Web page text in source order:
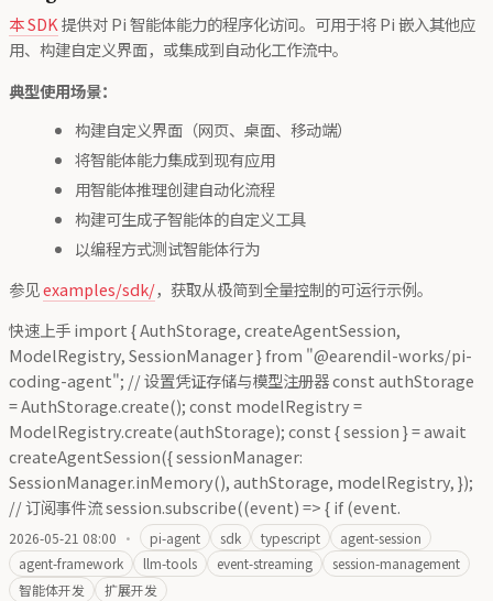
本 SDK提供对 Pi 智能体能力的程序化访问。可用于将 Pi 嵌入其他应
用、构建自定义界面，或集成到自动化工作流中。
典型使用场景：
构建自定义界面（网页、桌面、移动端）
将智能体能力集成到现有应用
用智能体推理创建自动化流程
构建可生成子智能体的自定义工具
以编程方式测试智能体行为
参见examples/sdk/，获取从极简到全量控制的可运行示例。
快速上手 import { AuthStorage, createAgentSession,
ModelRegistry, SessionManager } from "@earendil-works/pi-
coding-agent"; // 设置凭证存储与模型注册器 const authStorage
= AuthStorage.create(); const modelRegistry =
ModelRegistry.create(authStorage); const { session } = await
createAgentSession({ sessionManager:
SessionManager.inMemory(), authStorage, modelRegistry, });
// 订阅事件流 session.subscribe((event) => { if (event.
2026-05-21 08:00 · pi-agent sdk typescript
agent-session
agent-framework
llm-tools event-streaming
session-management
智能体开发
扩展开发